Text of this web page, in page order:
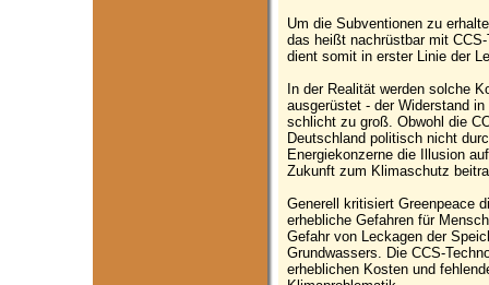
Um die Subventionen zu
das heißt nachrüstbar mit
dient somit in erster Linie der
In der Realität werden solche
ausgerüstet - der Widerstand
schlicht zu groß. Obwohl die
Deutschland politisch nicht
Energiekonzerne die Illusion
Zukunft zum Klimaschutz
Generell kritisiert Greenpeace
erhebliche Gefahren für
Gefahr von Leckagen der
Grundwassers. Die CCS-
erheblichen Kosten und